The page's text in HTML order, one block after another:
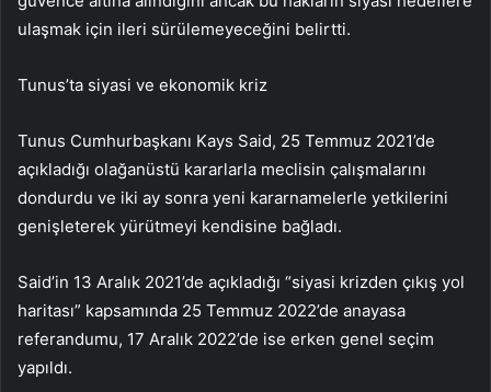
ulaşmak için ileri sürülemeyeceğini belirtti.
Tunus’ta siyasi ve ekonomik kriz
Tunus Cumhurbaşkanı Kays Said, 25 Temmuz 2021’de
açıkladığı olağanüstü kararlarla meclisin çalışmalarını
dondurdu ve iki ay sonra yeni kararnamelerle yetkilerini
genişleterek yürütmeyi kendisine bağladı.
Said’in 13 Aralık 2021’de açıkladığı “siyasi krizden çıkış yol
haritası” kapsamında 25 Temmuz 2022’de anayasa
referandumu, 17 Aralık 2022’de ise erken genel seçim
yapıldı.